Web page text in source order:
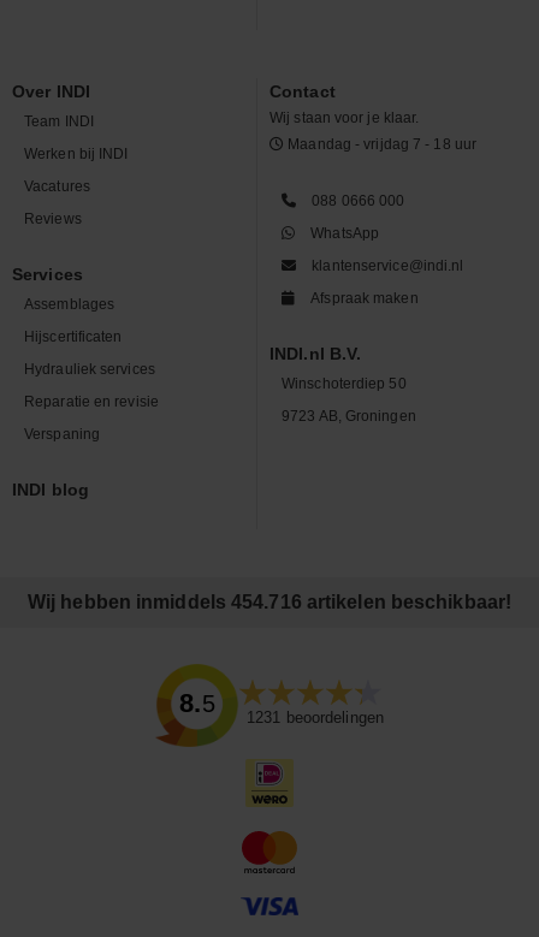
Over INDI
Team INDI
Werken bij INDI
Vacatures
Reviews
Services
Assemblages
Hijscertificaten
Hydrauliek services
Reparatie en revisie
Verspaning
INDI blog
Contact
Wij staan voor je klaar.
Maandag - vrijdag 7 - 18 uur
088 0666 000
WhatsApp
klantenservice@indi.nl
Afspraak maken
INDI.nl B.V.
Winschoterdiep 50
9723 AB, Groningen
Wij hebben inmiddels 454.716 artikelen beschikbaar!
8.5
1231 beoordelingen